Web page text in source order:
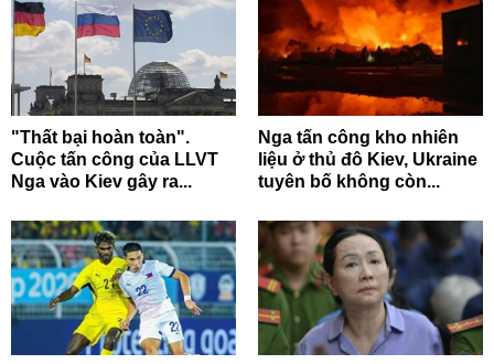
"Thất bại hoàn toàn".
Cuộc tấn công của LLVT
Nga vào Kiev gây ra...
Nga tấn công kho nhiên
liệu ở thủ đô Kiev, Ukraine
tuyên bố không còn...